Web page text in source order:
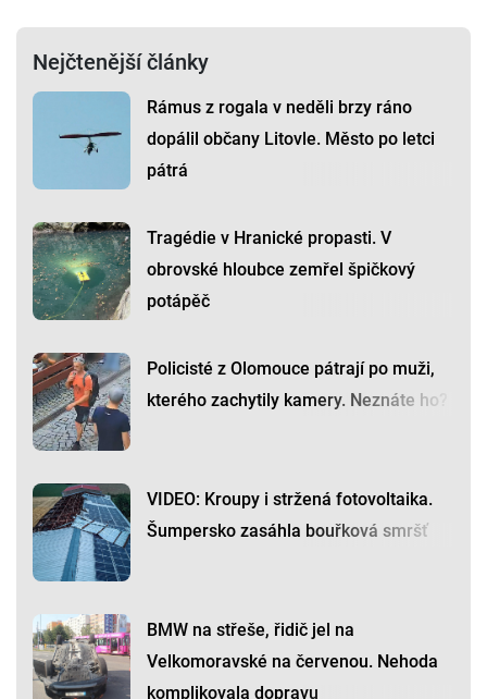
Nejčtenější články
Rámus z rogala v neděli brzy ráno
dopálil občany Litovle. Město po letci
pátrá
Tragédie v Hranické propasti. V
obrovské hloubce zemřel špičkový
potápěč
Policisté z Olomouce pátrají po muži,
kterého zachytily kamery. Neznáte ho?
VIDEO: Kroupy i stržená fotovoltaika.
Šumpersko zasáhla bouřková smršť
BMW na střeše, řidič jel na
Velkomoravské na červenou. Nehoda
komplikovala dopravu